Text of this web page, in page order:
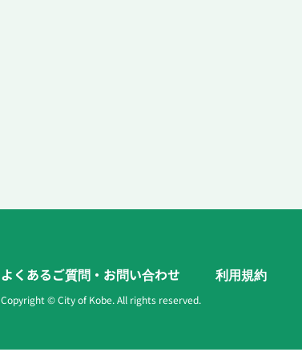
よくあるご質問・お問い合わせ 利用規約
Copyright © City of Kobe. All rights reserved.